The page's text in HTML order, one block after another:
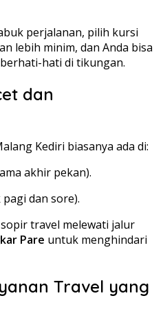
perjalanan, pilih kursi
lebih minim, dan Anda bisa
hati di tikungan.
dan
Kediri biasanya ada di:
akhir pekan).
dan sore).
travel melewati jalur
Pare untuk menghindari
Travel yang